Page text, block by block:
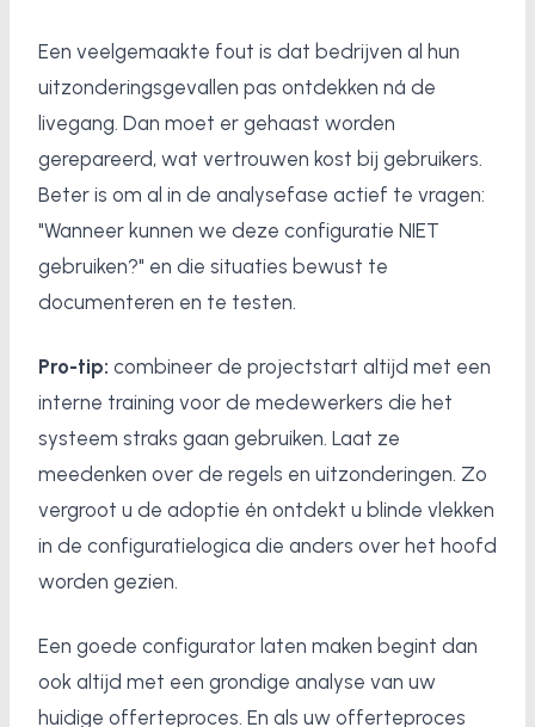
Een veelgemaakte fout is dat bedrijven al hun
uitzonderingsgevallen pas ontdekken ná de
livegang. Dan moet er gehaast worden
gerepareerd, wat vertrouwen kost bij gebruikers.
Beter is om al in de analysefase actief te vragen:
"Wanneer kunnen we deze configuratie NIET
gebruiken?" en die situaties bewust te
documenteren en te testen.
Pro-tip: combineer de projectstart altijd met een
interne training voor de medewerkers die het
systeem straks gaan gebruiken. Laat ze
meedenken over de regels en uitzonderingen. Zo
vergroot u de adoptie én ontdekt u blinde vlekken
in de configuratielogica die anders over het hoofd
worden gezien.
Een goede configurator laten maken begint dan
ook altijd met een grondige analyse van uw
huidige offerteproces. En als uw offerteproces